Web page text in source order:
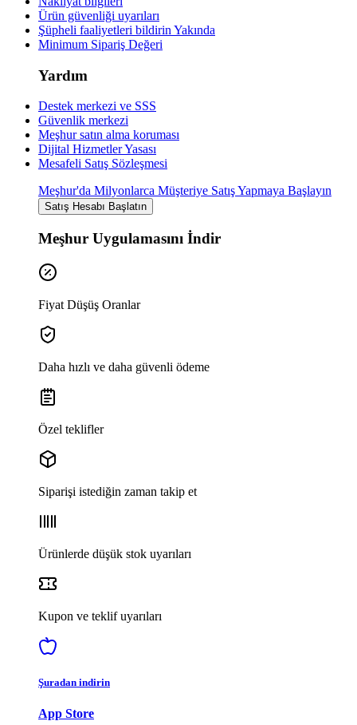
Ürün güvenliği uyarıları
Şüpheli faaliyetleri bildirin Yakında
Minimum Sipariş Değeri
Yardım
Destek merkezi ve SSS
Güvenlik merkezi
Meşhur satın alma koruması
Dijital Hizmetler Yasası
Mesafeli Satış Sözleşmesi
Meşhur'da Milyonlarca Müşteriye Satış Yapmaya Başlayın
Satış Hesabı Başlatın
Meşhur Uygulamasını İndir
Fiyat Düşüş Oranlar
Daha hızlı ve daha güvenli ödeme
Özel teklifler
Siparişi istediğin zaman takip et
Ürünlerde düşük stok uyarıları
Kupon ve teklif uyarıları
Şuradan indirin
App Store